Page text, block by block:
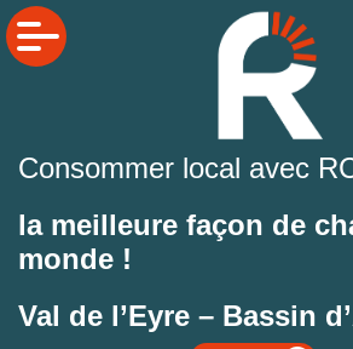
Consommer local avec
la meilleure façon de
monde !
Val de l’Eyre – Bassin